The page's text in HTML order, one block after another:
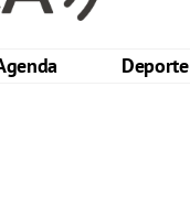
Deporte